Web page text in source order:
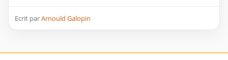
Ecrit parArnould Galopin